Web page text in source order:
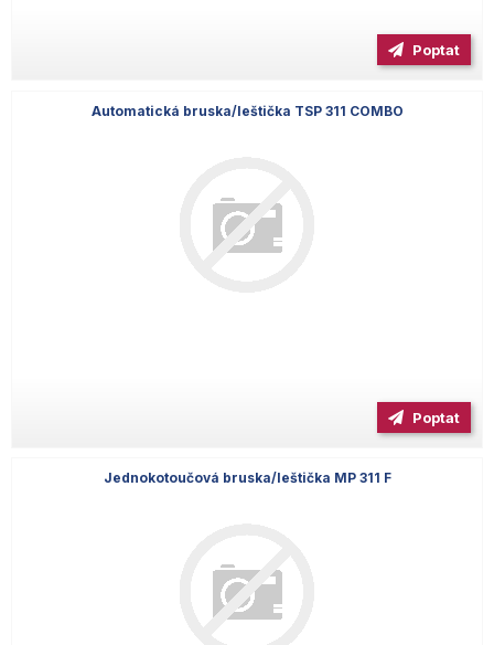
Poptat
Automatická bruska/leštička TSP 311 COMBO
Poptat
Jednokotoučová bruska/leštička MP 311 F